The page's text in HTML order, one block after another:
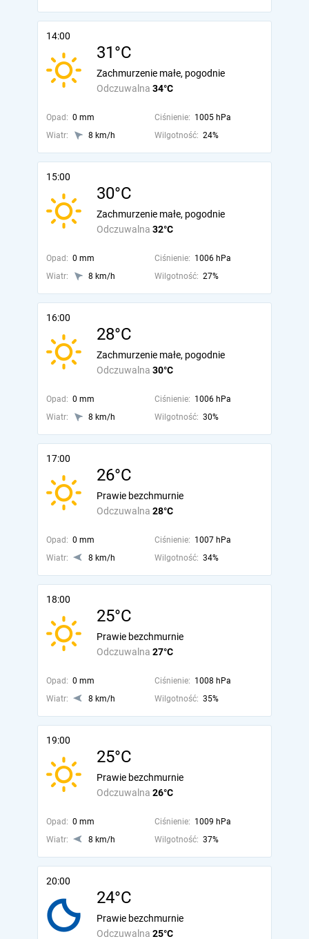
14:00
31°C
Odczuwalna 34°C
Zachmurzenie małe, pogodnie
Opad: 0 mm Ciśnienie: 1005 hPa
Wiatr:
8 km/h Wilgotność: 24%
15:00
30°C
Odczuwalna 32°C
Zachmurzenie małe, pogodnie
Opad: 0 mm Ciśnienie: 1006 hPa
Wiatr:
8 km/h Wilgotność: 27%
16:00
28°C
Odczuwalna 30°C
Zachmurzenie małe, pogodnie
Opad: 0 mm Ciśnienie: 1006 hPa
Wiatr:
8 km/h Wilgotność: 30%
17:00
26°C
Odczuwalna 28°C
Prawie bezchmurnie
Opad: 0 mm Ciśnienie: 1007 hPa
Wiatr:
8 km/h Wilgotność: 34%
18:00
25°C
Odczuwalna 27°C
Prawie bezchmurnie
Opad: 0 mm Ciśnienie: 1008 hPa
Wiatr:
8 km/h Wilgotność: 35%
19:00
25°C
Odczuwalna 26°C
Prawie bezchmurnie
Opad: 0 mm Ciśnienie: 1009 hPa
Wiatr:
8 km/h Wilgotność: 37%
20:00
24°C
Odczuwalna 25°C
Prawie bezchmurnie